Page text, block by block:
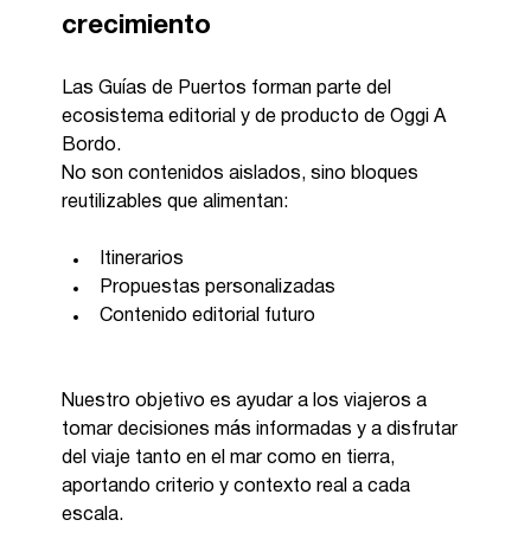
crecimiento
Las Guías de Puertos forman parte del
ecosistema editorial y de producto de Oggi A
Bordo.
No son contenidos aislados, sino bloques
reutilizables que alimentan:
Itinerarios
Propuestas personalizadas
Contenido editorial futuro
Nuestro objetivo es ayudar a los viajeros a
tomar decisiones más informadas y a disfrutar
del viaje tanto en el mar como en tierra,
aportando criterio y contexto real a cada
escala.